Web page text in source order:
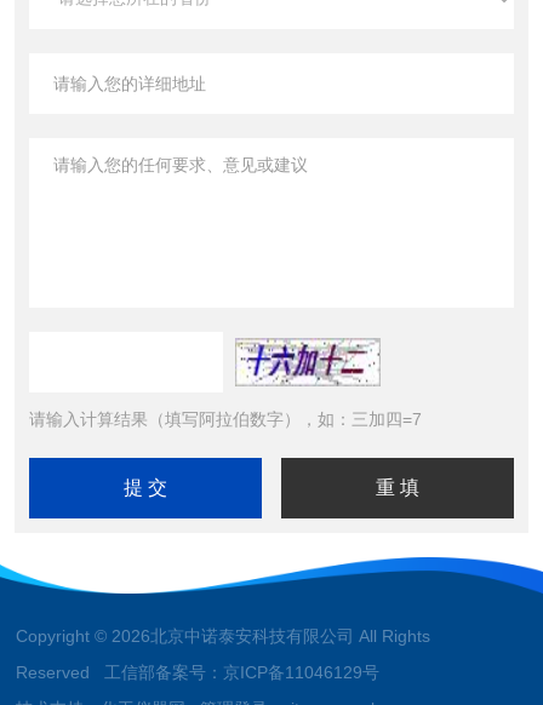
请输入计算结果（填写阿拉伯数字），如：三加四=7
Copyright © 2026北京中诺泰安科技有限公司 All Rights
Reserved 工信部备案号： 京ICP备11046129号